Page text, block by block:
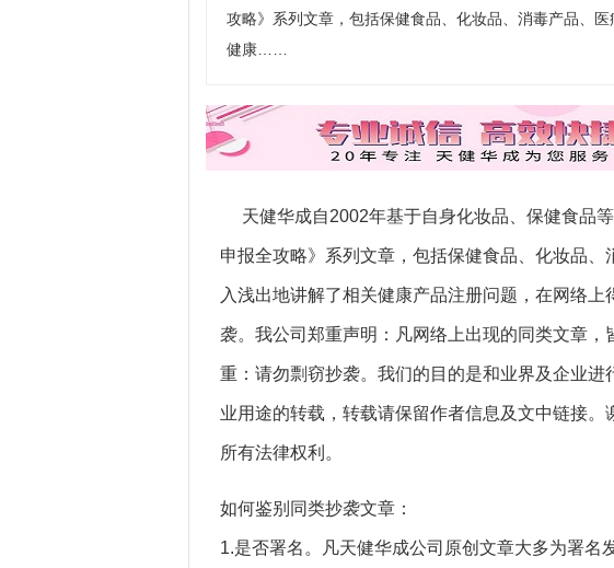
攻略》系列文章，包括保健食品、化妆品、消毒产品、
健康……
天健华成自2002年基于自身化妆品、保健食品
申报全攻略》系列文章，包括保健食品、化妆品
入浅出地讲解了相关健康产品注册问题，在网络
袭。我公司郑重声明：凡网络上出现的同类文章
重：请勿剽窃抄袭。我们的目的是和业界及企业
业用途的转载，转载请保留作者信息及文中链接
所有法律权利。
如何鉴别同类抄袭文章：
1.是否署名。凡天健华成公司原创文章大多为署名